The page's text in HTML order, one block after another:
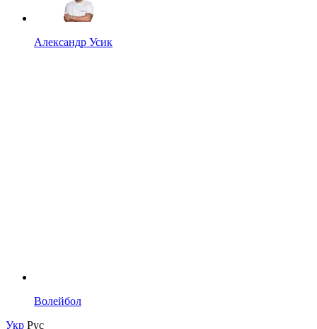
Александр Усик
Волейбол
Укр Рус